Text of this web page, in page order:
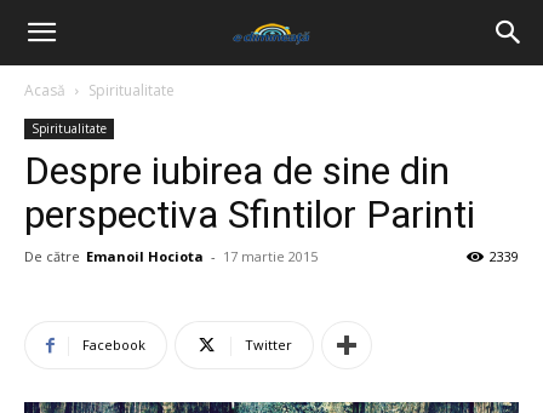
Acasă Spiritualitate
Spiritualitate
Despre iubirea de sine din
perspectiva Sfintilor Parinti
De către Emanoil Hociota - 17 martie 2015 2339
Facebook Twitter